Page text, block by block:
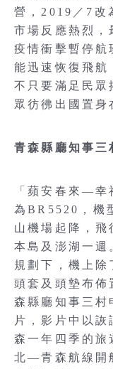
營，2019／7改
市場反應熱烈，
疫情衝擊暫停航
能迅速恢復飛航
不只要滿足民眾
眾彷彿出國置身
青森縣廳知事
「蘋安春來—幸
為BR5520，機
山機場起降，飛
本島及澎湖一週
規劃下，機上除
頭套及頭墊布佈
森縣廳知事三村
片，影片中以
森一年四季的旅
北—青森航線開